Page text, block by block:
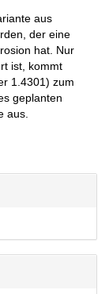
aus
der eine
hat. Nur
ist, kommt
1.4301) zum
geplanten
aus.